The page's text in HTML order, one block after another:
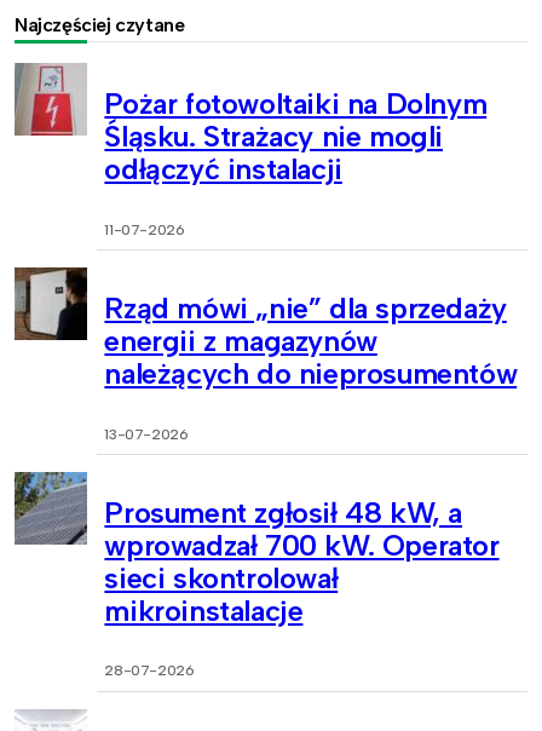
Najczęściej czytane
Pożar fotowoltaiki na Dolnym
Śląsku. Strażacy nie mogli
odłączyć instalacji
11-07-2026
Rząd mówi „nie” dla sprzedaży
energii z magazynów
należących do nieprosumentów
13-07-2026
Prosument zgłosił 48 kW, a
wprowadzał 700 kW. Operator
sieci skontrolował
mikroinstalacje
28-07-2026